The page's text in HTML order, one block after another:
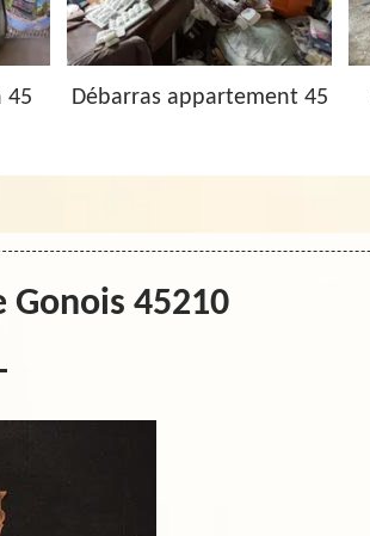
45 Débarras appartement 45
Gonois 45210